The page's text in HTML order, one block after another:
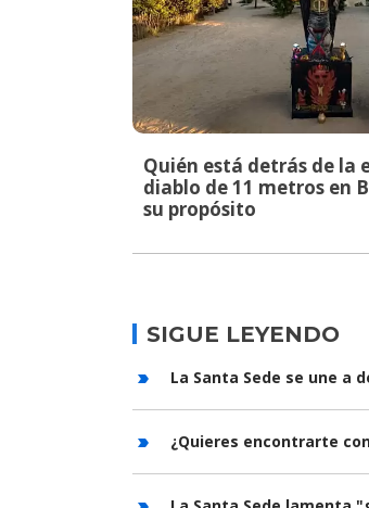
Quién está detrás de la
diablo de 11 metros en
su propósito
SIGUE LEYENDO
La Santa Sede se une a
¿Quieres encontrarte